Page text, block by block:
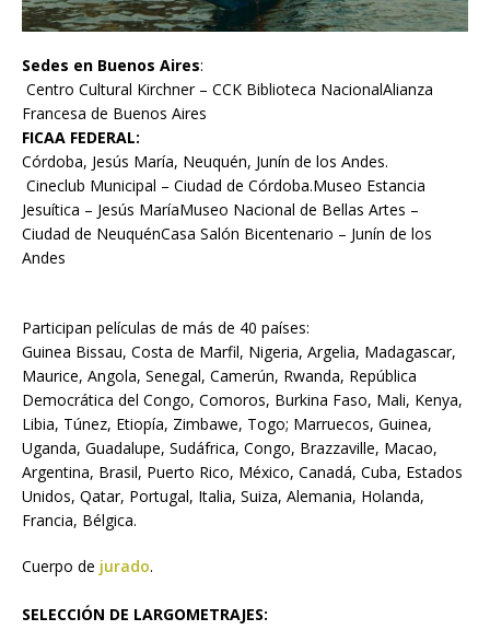
Sedes en Buenos Aires:
Centro Cultural Kirchner – CCK Biblioteca NacionalAlianza
Francesa de Buenos Aires
FICAA FEDERAL:
Córdoba, Jesús María, Neuquén, Junín de los Andes.
Cineclub Municipal – Ciudad de Córdoba.Museo Estancia
Jesuítica – Jesús MaríaMuseo Nacional de Bellas Artes –
Ciudad de NeuquénCasa Salón Bicentenario – Junín de los
Andes
Participan películas de más de 40 países:
Guinea Bissau, Costa de Marfil, Nigeria, Argelia, Madagascar,
Maurice, Angola, Senegal, Camerún, Rwanda, República
Democrática del Congo, Comoros, Burkina Faso, Mali, Kenya,
Libia, Túnez, Etiopía, Zimbawe, Togo; Marruecos, Guinea,
Uganda, Guadalupe, Sudáfrica, Congo, Brazzaville, Macao,
Argentina, Brasil, Puerto Rico, México, Canadá, Cuba, Estados
Unidos, Qatar, Portugal, Italia, Suiza, Alemania, Holanda,
Francia, Bélgica.
Cuerpo de jurado.
SELECCIÓN DE LARGOMETRAJES: